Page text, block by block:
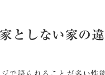
としない家の違